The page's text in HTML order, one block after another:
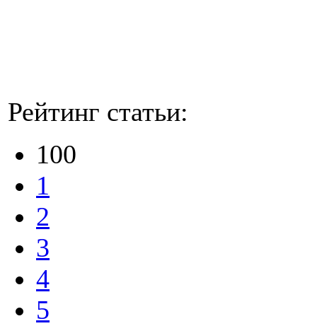
Рейтинг статьи:
100
1
2
3
4
5